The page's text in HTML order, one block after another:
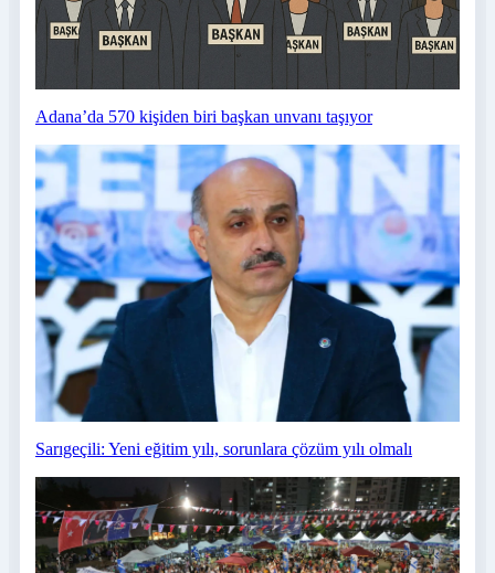
Adana’da 570 kişiden biri başkan unvanı taşıyor
Sarıgeçili: Yeni eğitim yılı, sorunlara çözüm yılı olmalı